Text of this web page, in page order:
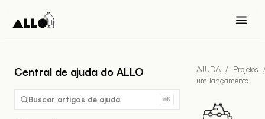
Central de ajuda do ALLO
Buscar artigos de ajuda ⌘K
AJUDA / Projetos
um lançamento